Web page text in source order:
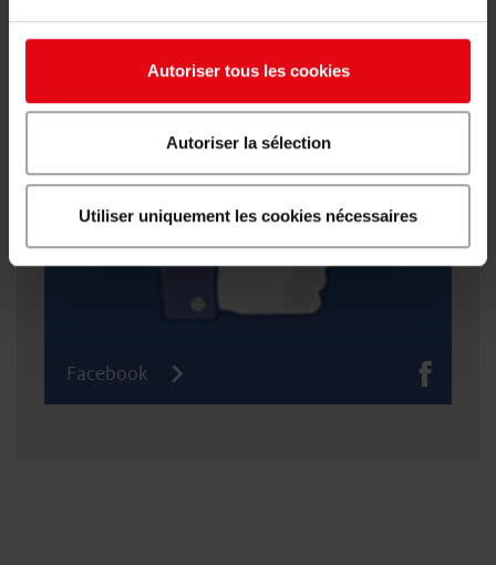
Autoriser tous les cookies
Autoriser la sélection
Utiliser uniquement les cookies nécessaires
Viens nous suivre !
Viens suivre Bell sur Facebook
Facebook